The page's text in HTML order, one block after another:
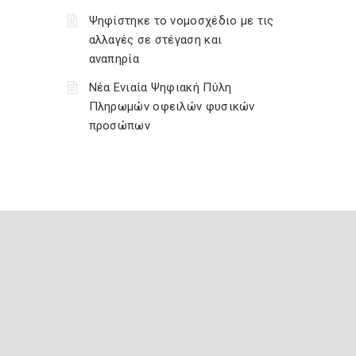
Ψηφίστηκε το νομοσχέδιο με τις
αλλαγές σε στέγαση και
αναπηρία
Νέα Ενιαία Ψηφιακή Πύλη
Πληρωμών οφειλών φυσικών
προσώπων